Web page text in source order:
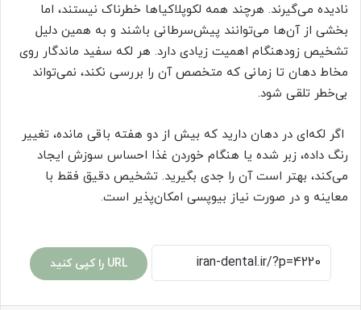
نادیده می‌گیرند. هرچند همه لکوپلاکیاها خطرناک نیستند، اما
بخشی از آن‌ها می‌توانند پیش‌سرطانی باشند و به همین دلیل
تشخیص زودهنگام اهمیت زیادی دارد. هر لکه سفید ماندگار روی
مخاط دهان تا زمانی که متخصص آن را بررسی نکند، نمی‌تواند
بی‌خطر تلقی شود.
اگر لکه‌ای در دهان دارید که بیش از دو هفته باقی مانده، تغییر
رنگ داده، زبر شده یا هنگام خوردن غذا احساس سوزش ایجاد
می‌کند، بهتر است آن را جدی بگیرید. تشخیص دقیق فقط با
معاینه و در صورت نیاز بیوپسی امکان‌پذیر است.
URL را کپی کنید